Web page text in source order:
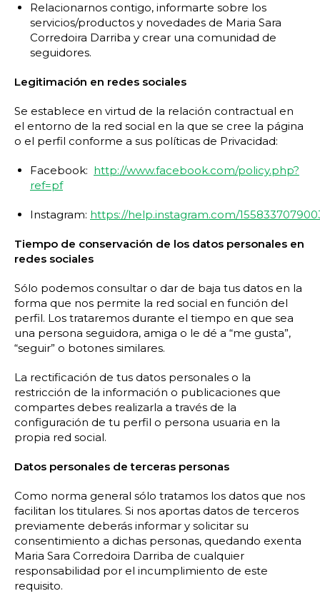
Relacionarnos contigo, informarte sobre los
servicios/productos y novedades de Maria Sara
Corredoira Darriba y crear una comunidad de
seguidores.
Legitimación en redes sociales
Se establece en virtud de la relación contractual en
el entorno de la red social en la que se cree la página
o el perfil conforme a sus políticas de Privacidad:
Facebook: http://www.facebook.com/policy.php?
ref=pf
Instagram: https://help.instagram.com/
Tiempo de conservación de los datos personales en
redes sociales
Sólo podemos consultar o dar de baja tus datos en la
forma que nos permite la red social en función del
perfil. Los trataremos durante el tiempo en que sea
una persona seguidora, amiga o le dé a “me gusta”,
“seguir” o botones similares.
La rectificación de tus datos personales o la
restricción de la información o publicaciones que
compartes debes realizarla a través de la
configuración de tu perfil o persona usuaria en la
propia red social.
Datos personales de terceras personas
Como norma general sólo tratamos los datos que nos
facilitan los titulares. Si nos aportas datos de terceros
previamente deberás informar y solicitar su
consentimiento a dichas personas, quedando exenta
Maria Sara Corredoira Darriba de cualquier
responsabilidad por el incumplimiento de este
requisito.